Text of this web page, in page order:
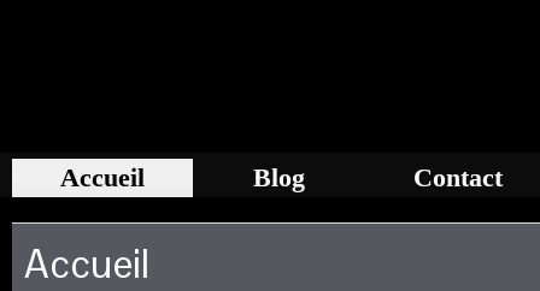
Accueil Blog Contact
Accueil